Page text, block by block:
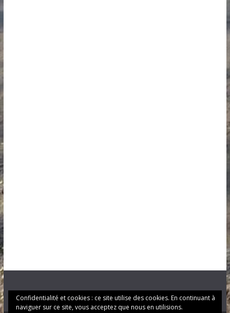
Confidentialité et cookies : ce site utilise des cookies. En continuant à
naviguer sur ce site, vous acceptez que nous en utilisions.